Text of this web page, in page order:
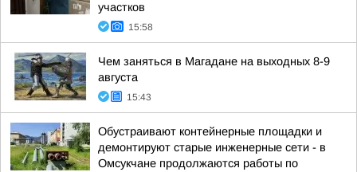
участков
15:58
Чем заняться в Магадане на выходных 8-9
августа
15:43
Обустраивают контейнерные площадки и
демонтируют старые инженерные сети - в
Омсукчане продолжаются работы по